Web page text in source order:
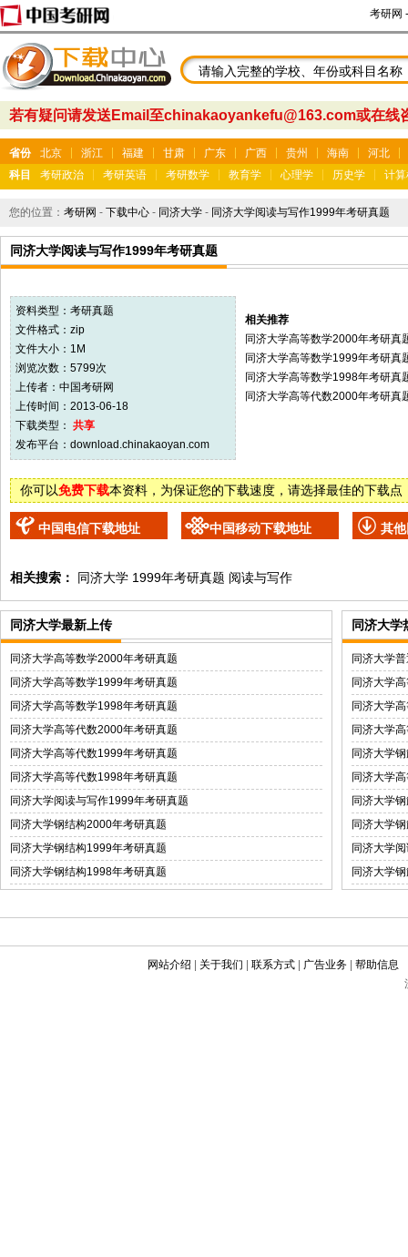
考研网
若有疑问请发送Email至chinakaoyankefu@163.com或在线
省份 北京 浙江 福建 甘肃 广东 广西 贵州 海南
河北
科目
考研政治 考研英语 考研数学 教育学 心理学 历史学 计
您的位置： 考研网 - 下载中心 - 同济大学 - 同济大学阅读与写作1999年考研真题
同济大学阅读与写作1999年考研真题
资料类型： 考研真题
文件格式：zip
文件大小：1M
浏览次数：5799次
上传者： 中国考研网
上传时间：2013-06-18
下载类型： 共享
发布平台： download.chinakaoyan.com
相关推荐
同济大学高等数学2000年考研真
同济大学高等数学1999年考研真
同济大学高等数学1998年考研真
同济大学高等代数2000年考研真
你可以免费下载本资料，为保证您的下载速度，请选择最佳的下载点
中国电信下载地址 中国移动下载地址 其
相关搜索： 同济大学 1999年考研真题 阅读与写作
同济大学最新上传
同济大学高等数学2000年考研真题
同济大学高等数学1999年考研真题
同济大学高等数学1998年考研真题
同济大学高等代数2000年考研真题
同济大学高等代数1999年考研真题
同济大学高等代数1998年考研真题
同济大学阅读与写作1999年考研真题
同济大学钢结构2000年考研真题
同济大学钢结构1999年考研真题
同济大学钢结构1998年考研真题
同济大学
同济大学
同济大学
同济大学
同济大学
同济大学
同济大学
同济大学
同济大学
同济大学
同济大学
网站介绍 关于我们 |联系方式 广告业务 |帮助信息